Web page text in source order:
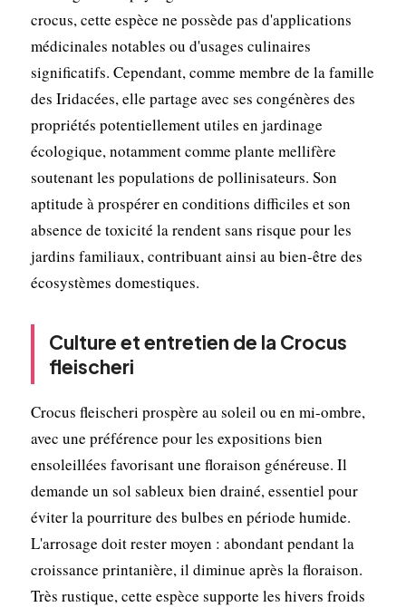
crocus, cette espèce ne possède pas d'applications
médicinales notables ou d'usages culinaires
significatifs. Cependant, comme membre de la famille
des Iridacées, elle partage avec ses congénères des
propriétés potentiellement utiles en jardinage
écologique, notamment comme plante mellifère
soutenant les populations de pollinisateurs. Son
aptitude à prospérer en conditions difficiles et son
absence de toxicité la rendent sans risque pour les
jardins familiaux, contribuant ainsi au bien-être des
écosystèmes domestiques.
Culture et entretien de la Crocus
fleischeri
Crocus fleischeri prospère au soleil ou en mi-ombre,
avec une préférence pour les expositions bien
ensoleillées favorisant une floraison généreuse. Il
demande un sol sableux bien drainé, essentiel pour
éviter la pourriture des bulbes en période humide.
L'arrosage doit rester moyen : abondant pendant la
croissance printanière, il diminue après la floraison.
Très rustique, cette espèce supporte les hivers froids